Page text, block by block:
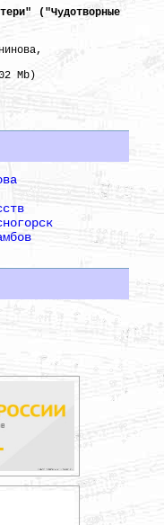
("Чудотворные
Mb)